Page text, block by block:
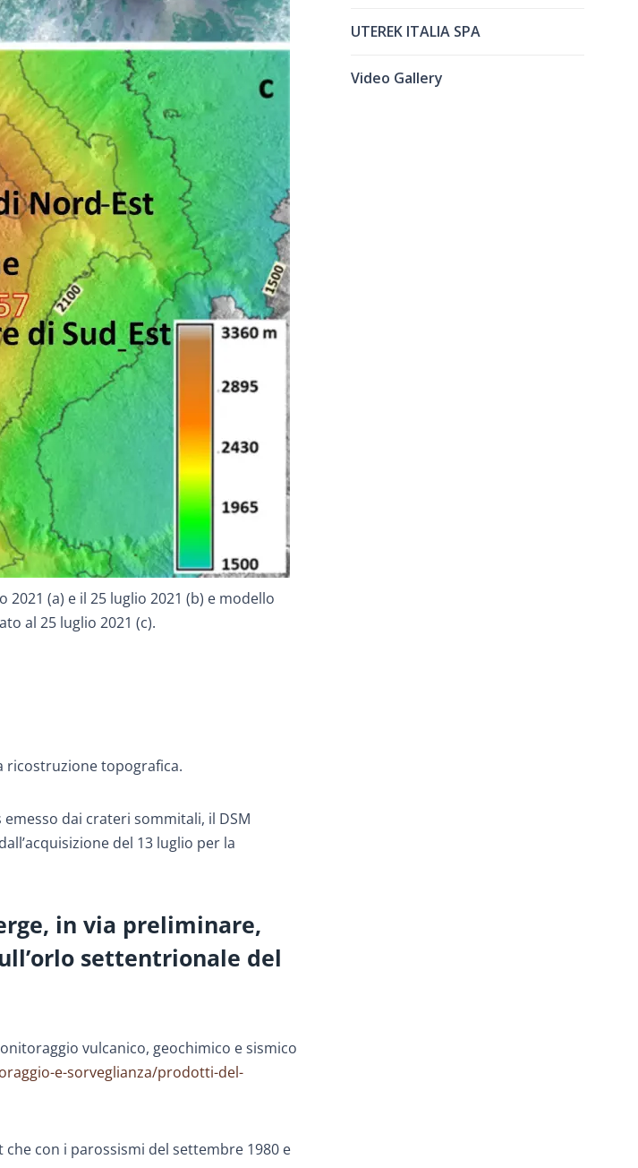
(a) e il 25 luglio 2021 (b) e modello
al 25 luglio 2021 (c).
ricostruzione topografica.
dai crateri sommitali, il DSM
del 13 luglio per la
in via preliminare,
settentrionale del
vulcanico, geochimico e sismico
e-sorveglianza/prodotti-del-
che con i parossismi del settembre 1980 e
UTEREK ITALIA SPA
Video Gallery